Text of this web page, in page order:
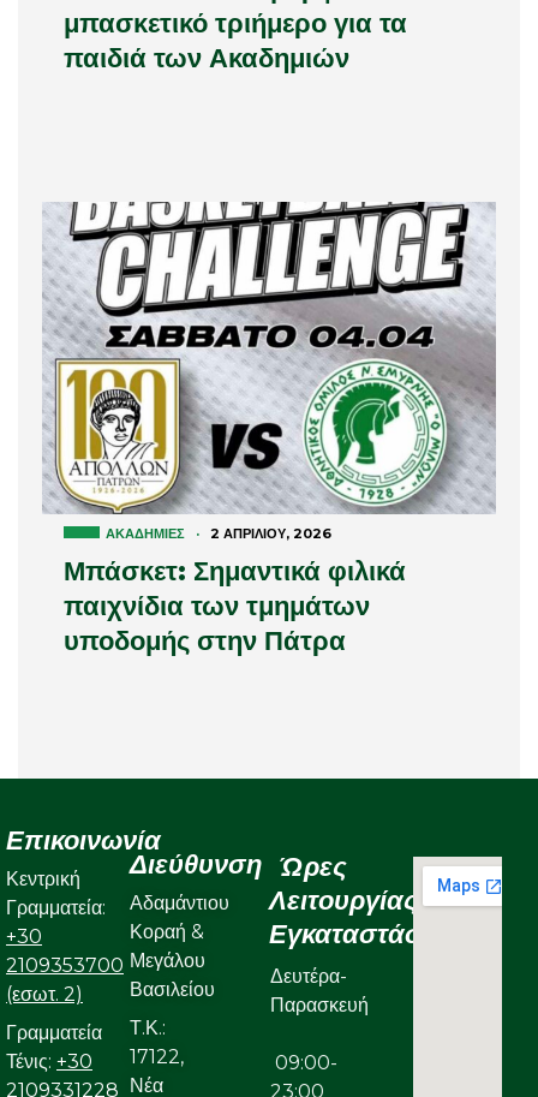
μπασκετικό τριήμερο για τα
παιδιά των Ακαδημιών
ΑΚΑΔΗΜΊΕΣ · 2 ΑΠΡΙΛΊΟΥ, 2026
Μπάσκετ: Σημαντικά φιλικά
παιχνίδια των τμημάτων
υποδομής στην Πάτρα
Επικοινωνία
Κεντρική
Γραμματεία:
+30
2109353700
(εσωτ. 2)
Γραμματεία
Τένις: +30
2109331228
Διεύθυνση
Αδαμάντιου
Κοραή &
Μεγάλου
Βασιλείου
Τ.Κ.:
17122,
Νέα
Ώρες
Λειτουργίας
Εγκαταστάσεων
Δευτέρα-
Παρασκευή
09:00-
23:00